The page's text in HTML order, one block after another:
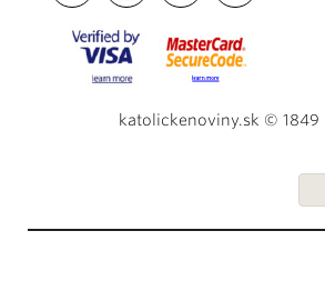
katolickenoviny.sk © 1849